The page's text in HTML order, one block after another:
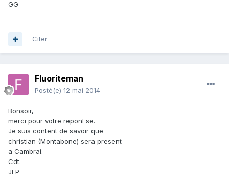
GG
Citer
Fluoriteman
Posté(e) 12 mai 2014
Bonsoir,
merci pour votre reponFse.
Je suis content de savoir que
christian (Montabone) sera present
a Cambrai.
Cdt.
JFP